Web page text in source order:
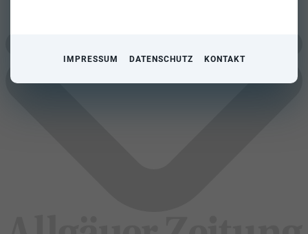
IMPRESSUM DATENSCHUTZ KONTAKT